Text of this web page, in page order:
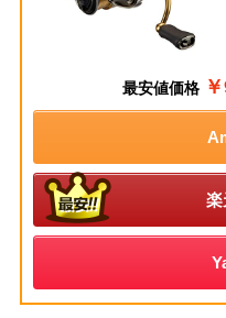
最安値価格
楽